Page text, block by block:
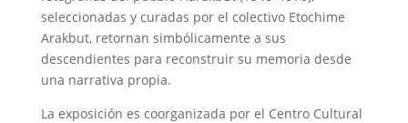
seleccionadas y curadas por el colectivo Etochime
Arakbut, retornan simbólicamente a sus
descendientes para reconstruir su memoria desde
una narrativa propia.
La exposición es coorganizada por el Centro Cultural